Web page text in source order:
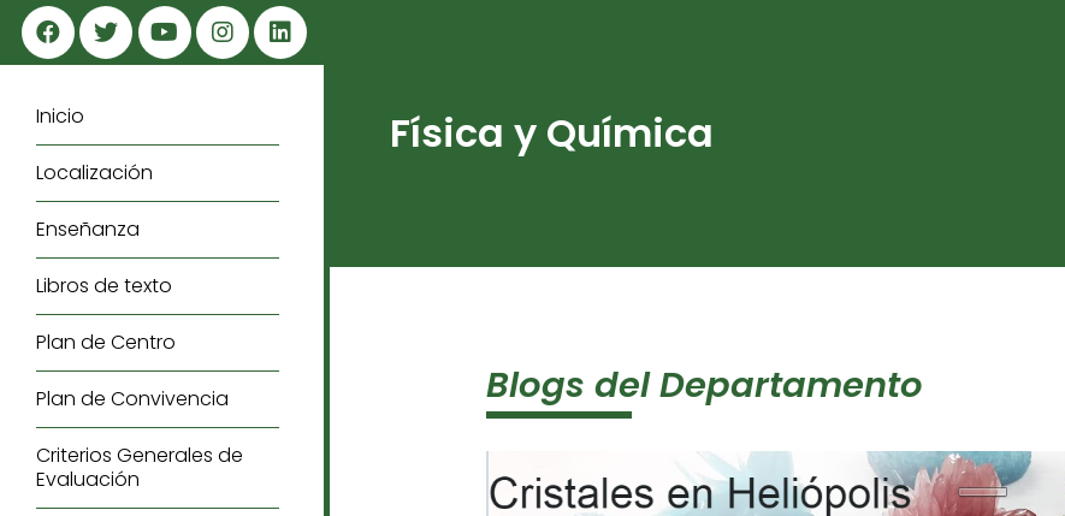
Inicio
Localización
Enseñanza
Libros de texto
Plan de Centro
Plan de Convivencia
Criterios Generales de
Evaluación
Física y Química
Blogs del Departamento